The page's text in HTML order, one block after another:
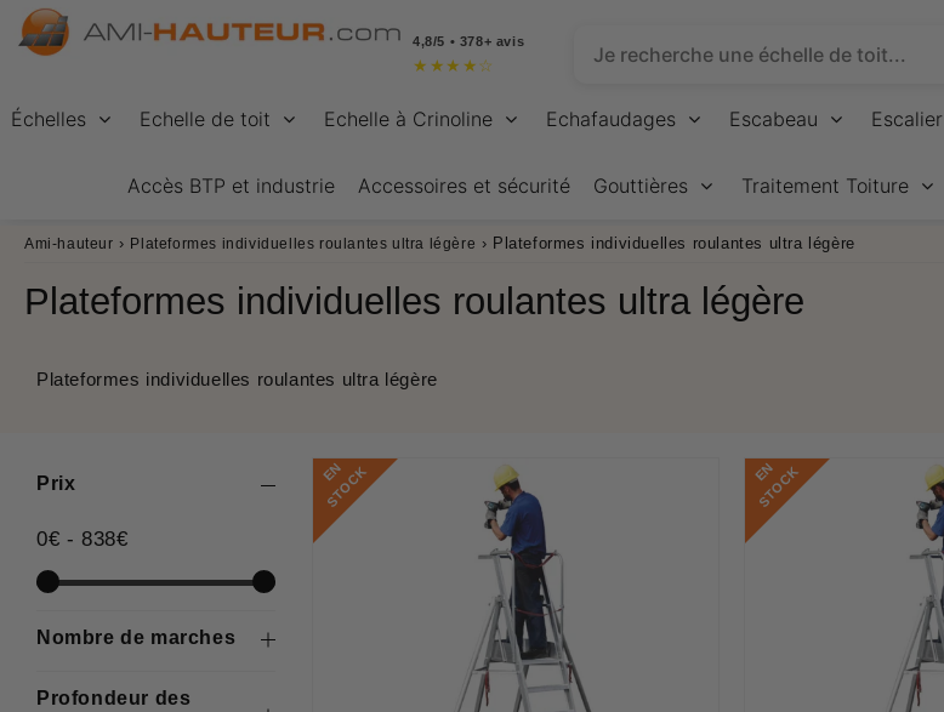
4,8/5 • 378+ avis
★ ★ ★ ★ ☆
Échelles Echelle de toit Echelle à Crinoline Echafaudages Escabeau Escalier
Accès BTP et industrie Accessoires et sécurité Gouttières Traitement Toiture
Ami-hauteur › Plateformes individuelles roulantes ultra légère › Plateformes individuelles roulantes ultra légère
Plateformes individuelles roulantes ultra légère
Plateformes individuelles roulantes ultra légère
Prix
0€ - 838€
Nombre de marches
Profondeur des
E
N
S
T
O
C
K E
N
S
T
O
C
K